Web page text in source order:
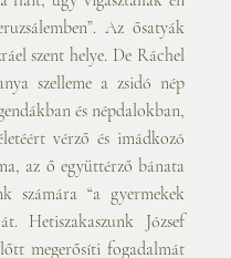
Az ősatyák
szent helye. De Ráchel
szelleme a zsidó nép
és népdalokban,
vérző és imádkozó
az ő együttérző bánata
számára “a gyermekek
Hetiszakaszunk József
megerősíti fogadalmát